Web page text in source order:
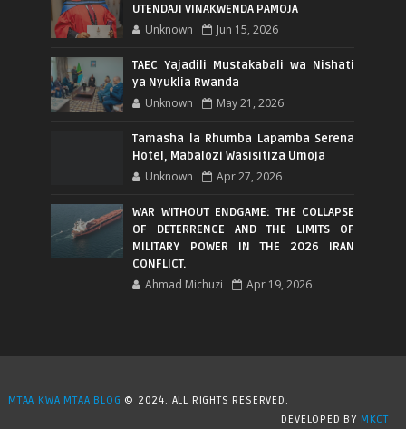
UTENDAJI VINAKWENDA PAMOJA
Unknown Jun 15, 2026
TAEC Yajadili Mustakabali wa Nishati
ya Nyuklia Rwanda
Unknown May 21, 2026
Tamasha la Rhumba Lapamba Serena
Hotel, Mabalozi Wasisitiza Umoja
Unknown Apr 27, 2026
WAR WITHOUT ENDGAME: THE COLLAPSE
OF DETERRENCE AND THE LIMITS OF
MILITARY POWER IN THE 2026 IRAN
CONFLICT.
Ahmad Michuzi Apr 19, 2026
MTAA KWA MTAA BLOG © 2024. ALL RIGHTS RESERVED.
DEVELOPED BY MKCT